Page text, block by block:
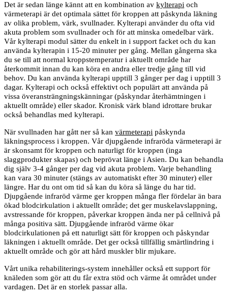
Det är sedan länge kännt att en kombination av kylterapi och
värmeterapi är det optimala sättet för kroppen att påskynda läkning
av olika problem, värk, svullnader. Kylterapi använder du ofta vid
akuta problem som svullnader och för att minska omedelbar värk.
Vår kylterapi modul sätter du enkelt in i support facket och du kan
använda kylterapin i 15-20 minuter per gång. Mellan gångerna ska
du se till att normal kroppstemperatur i aktuellt område har
återkommit innan du kan köra en andra eller tredje gång till vid
behov. Du kan använda kylterapi upptill 3 gånger per dag i upptill 3
dagar. Kylterapi och också effektivt och populärt att använda på
vissa överansträngningskänningar (påskyndar återhämtningen i
aktuellt område) eller skador. Kronisk värk bland idrottare brukar
också behandlas med kylterapi.
När svullnaden har gått ner så kan värmeterapi påskynda
läkningsprocess i kroppen. Vår djupgående infraröda värmeterapi är
är skonsamt för kroppen och naturligt för kroppen (inga
slaggprodukter skapas) och beprövat länge i Asien. Du kan behandla
dig själv 3-4 gånger per dag vid akuta problem. Varje behandling
kan vara 30 minuter (stängs av automatiskt efter 30 minuter) eller
längre. Har du ont om tid så kan du köra så länge du har tid.
Djupgående infraröd värme ger kroppen många fler fördelar än bara
ökad blodcirkulation i aktuellt område; det ger muskelavslappning,
avstressande för kroppen, påverkar kroppen ända ner på cellnivå på
många positiva sätt. Djupgående infraröd värme ökar
blodcirkulationen på ett naturligt sätt för kroppen och påskyndar
läkningen i aktuellt område. Det ger också tillfällig smärtlindring i
aktuellt område och gör att hård muskler blir mjukare.
Vårt unika rehabiliterings-system innehåller också ett support för
knäleden som gör att du får extra stöd och värme åt området under
vardagen. Det är en storlek passar alla.